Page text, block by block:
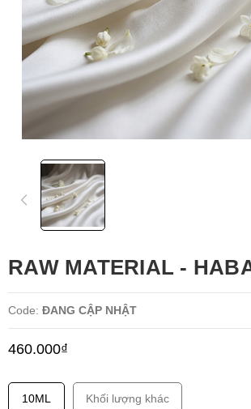
RAW MATERIAL -
Code: ĐANG CẬP NHẬT
460.000₫
10ML Khối lượng khác